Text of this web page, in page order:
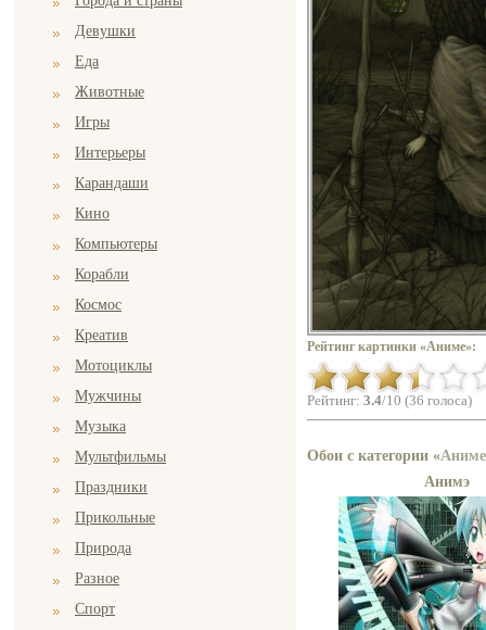
Девушки
Еда
Животные
Игры
Интерьеры
Карандаши
Кино
Компьютеры
Корабли
Космос
Креатив
Мотоциклы
Мужчины
Музыка
Мультфильмы
Праздники
Прикольные
Природа
Разное
Спорт
Рейтинг картинки «Аниме»:
Рейтинг: 3.4/10 (36 голоса)
Обои с категории «Аниме
Анимэ